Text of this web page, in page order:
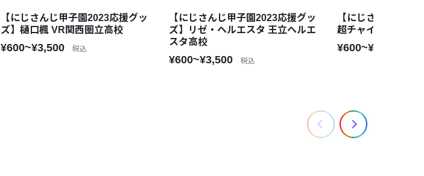
【にじさんじ甲子園2023応援グッ
ズ】樋口楓 VR関西圏立高校
¥600~¥3,500 税込
【にじさんじ甲子園2023応援グッ
ズ】リゼ・ヘルエスタ 王立ヘルエ
スタ高校
¥600~¥3,500 税込
【にじさんじ甲子
超チャイカ高校
¥600~¥4,200